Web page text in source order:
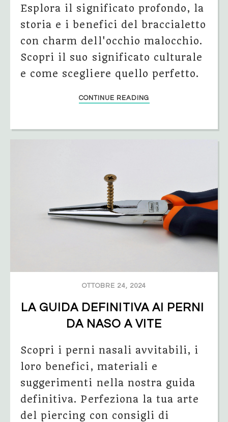
Esplora il significato profondo, la
storia e i benefici del braccialetto
con charm dell'occhio malocchio.
Scopri il suo significato culturale
e come scegliere quello perfetto.
CONTINUE READING
OTTOBRE 24, 2024
LA GUIDA DEFINITIVA AI PERNI
DA NASO A VITE
Scopri i perni nasali avvitabili, i
loro benefici, materiali e
suggerimenti nella nostra guida
definitiva. Perfeziona la tua arte
del piercing con consigli di